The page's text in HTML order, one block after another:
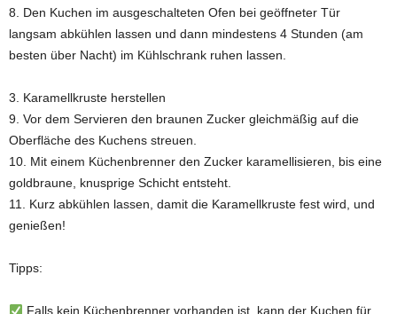
8. Den Kuchen im ausgeschalteten Ofen bei geöffneter Tür
langsam abkühlen lassen und dann mindestens 4 Stunden (am
besten über Nacht) im Kühlschrank ruhen lassen.
3. Karamellkruste herstellen
9. Vor dem Servieren den braunen Zucker gleichmäßig auf die
Oberfläche des Kuchens streuen.
10. Mit einem Küchenbrenner den Zucker karamellisieren, bis eine
goldbraune, knusprige Schicht entsteht.
11. Kurz abkühlen lassen, damit die Karamellkruste fest wird, und
genießen!
Tipps:
Falls kein Küchenbrenner vorhanden ist, kann der Kuchen für